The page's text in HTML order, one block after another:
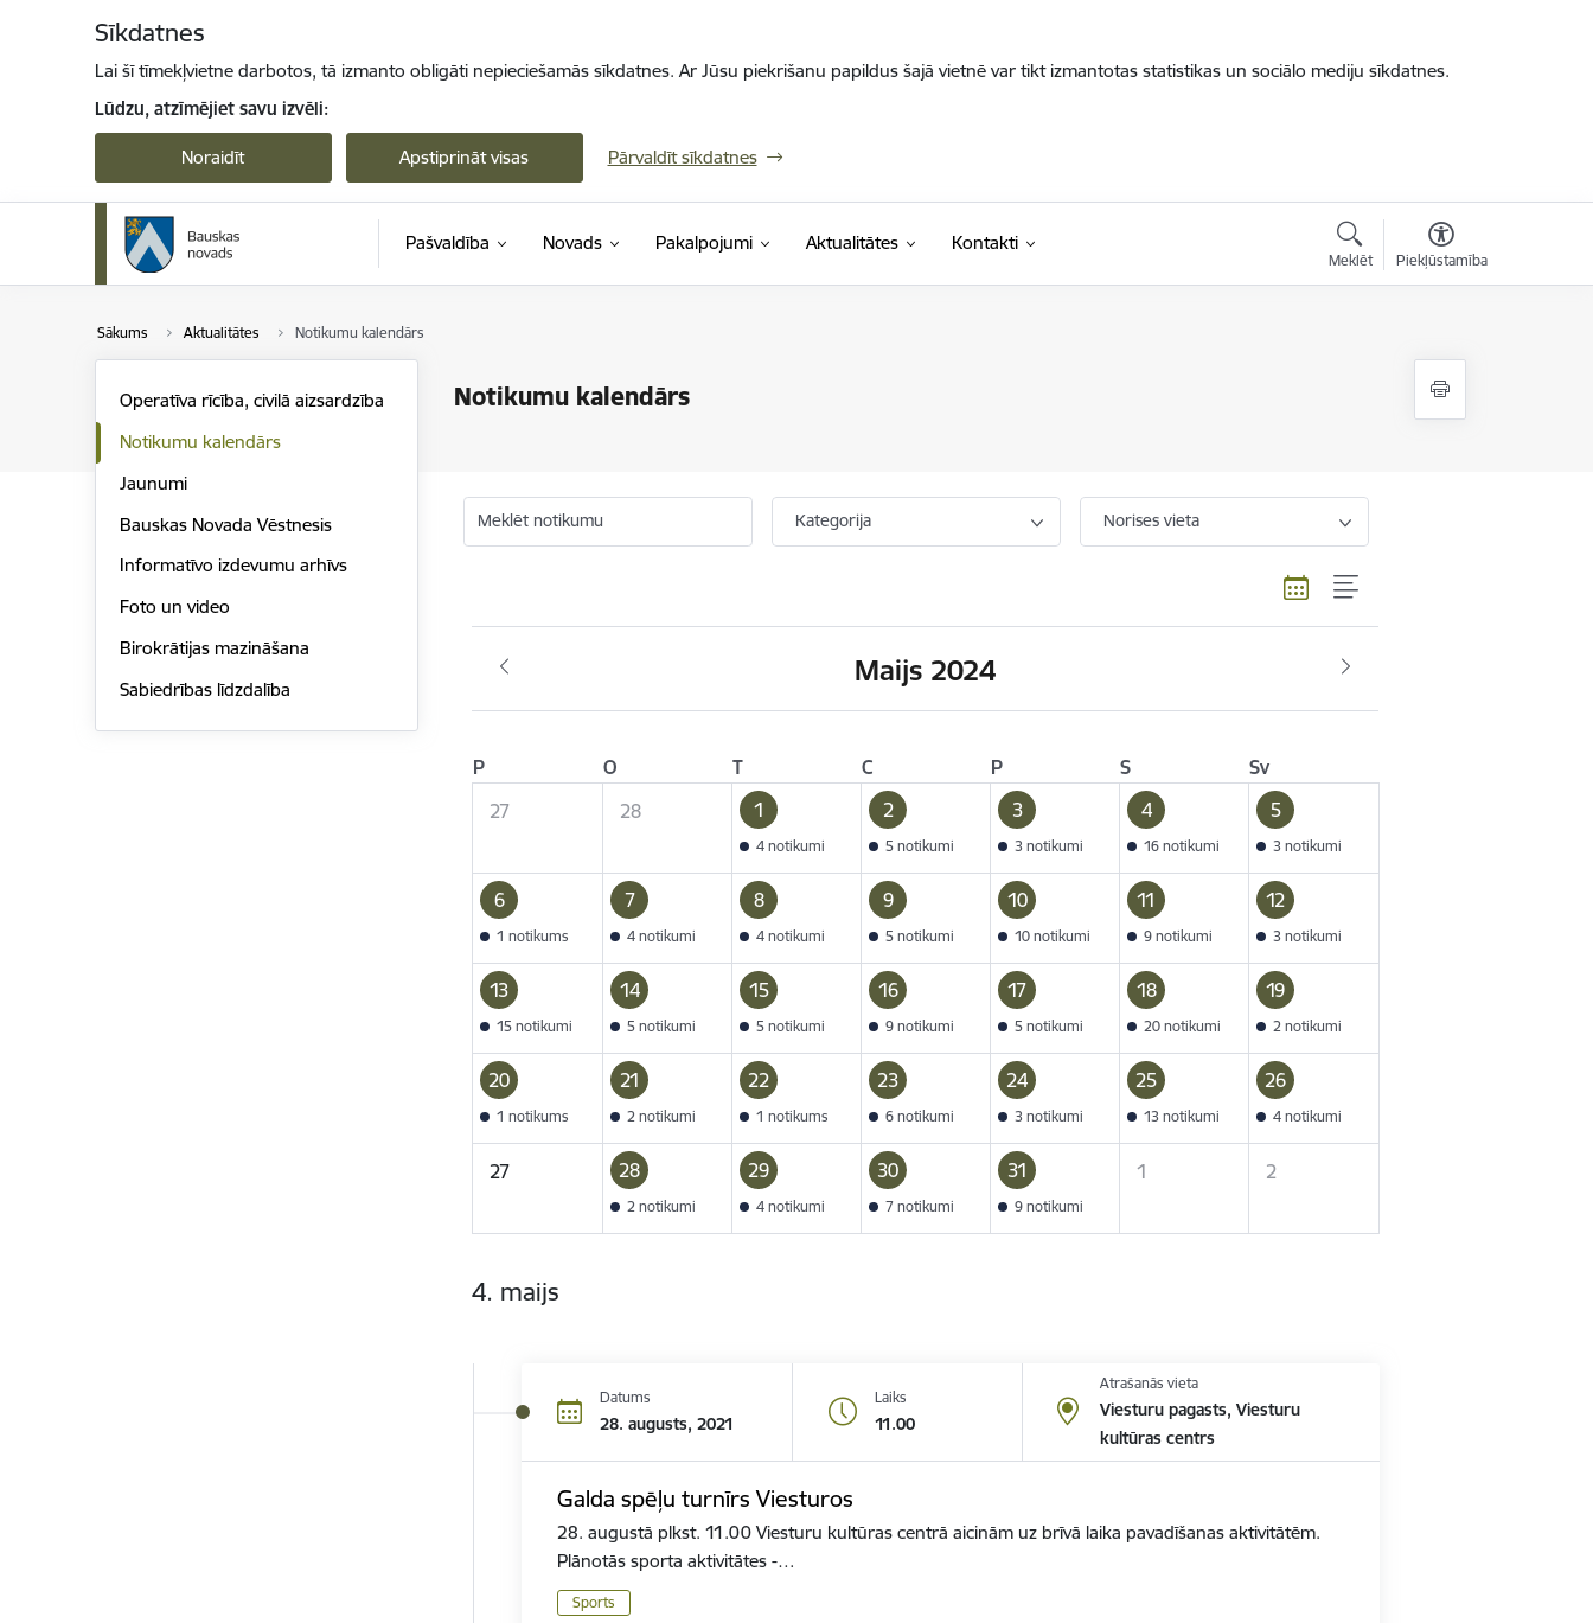
Sīkdatnes
Lai šī tīmekļvietne darbotos, tā izmanto obligāti nepieciešamās sīkdatnes. Ar Jūsu piekrišanu papildus šajā vietnē var tikt izmantotas statistikas un sociālo mediju sīkdatnes.
Lūdzu, atzīmējiet savu izvēli:
Noraidīt Apstiprināt visas Pārvaldīt sīkdatnes
Pašvaldība Novads Pakalpojumi Aktualitātes Kontakti
Meklēt Piekļūstamība
Sākums Aktualitātes Notikumu kalendārs
Notikumu kalendārs
Operatīva rīcība, civilā aizsardzība
Notikumu kalendārs
Jaunumi
Bauskas Novada Vēstnesis
Informatīvo izdevumu arhīvs
Foto un video
Birokrātijas mazināšana
Sabiedrības līdzdalība
Meklēt notikumu Kategorija Norises vieta
Maijs 2024
P O T C P S
Sv
27
28 1
4 notikumi
2
5 notikumi
3
3 notikumi
4
16 notikumi
5
3 notikumi
6
1 notikums
7
4 notikumi
8
4 notikumi
9
5 notikumi
10
10 notikumi
11
9 notikumi
12
3 notikumi
13
15 notikumi
14
5 notikumi
15
5 notikumi
16
9 notikumi
17
5 notikumi
18
20 notikumi
19
2 notikumi
20
1 notikums
21
2 notikumi
22
1 notikums
23
6 notikumi
24
3 notikumi
25
13 notikumi
26
4 notikumi
27 28
2 notikumi
29
4 notikumi
30
7 notikumi
31
9 notikumi
1 2
4. maijs
Datums
28. augusts, 2021
Laiks
11.00
Atrašanās vieta
Viesturu pagasts, Viesturu
kultūras centrs
Galda spēļu turnīrs Viesturos
28. augustā plkst. 11.00 Viesturu kultūras centrā aicinām uz brīvā laika pavadīšanas aktivitātēm.
Plānotās sporta aktivitātes -…
Sports